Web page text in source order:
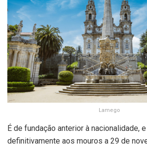
Lamego
É de fundação anterior à nacionalidade,
definitivamente aos mouros a 29 de